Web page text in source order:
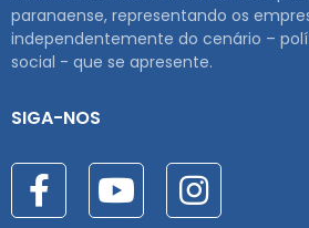
paranaense, representando os
independentemente do cenário –
social - que se apresente.
SIGA-NOS